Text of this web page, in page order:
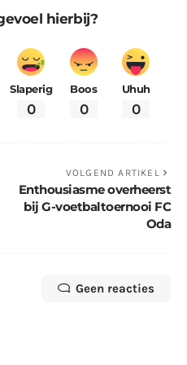
hierbij?
Slaperig
0
Boos
0
Uhuh
0
VOLGEND ARTIKEL
Enthousiasme overheerst
bij G-voetbaltoernooi FC
Oda
Geen reacties